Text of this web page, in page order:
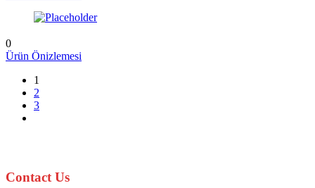
0
Ürün Önizlemesi
1
2
3
Contact Us